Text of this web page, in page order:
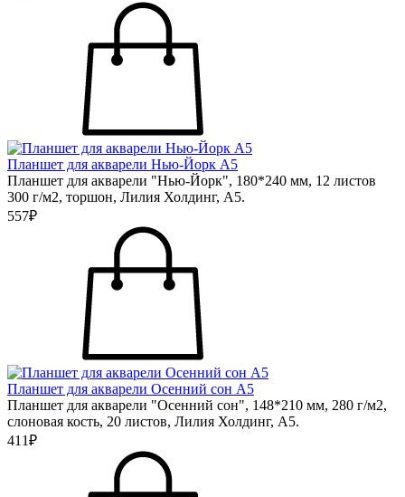
Планшет для акварели Нью-Йорк А5
Планшет для акварели "Нью-Йорк", 180*240 мм, 12 листов
300 г/м2, торшон, Лилия Холдинг, А5.
557₽
Планшет для акварели Осенний сон А5
Планшет для акварели "Осенний сон", 148*210 мм, 280 г/м2,
слоновая кость, 20 листов, Лилия Холдинг, А5.
411₽